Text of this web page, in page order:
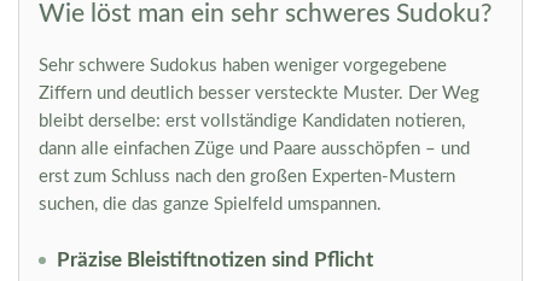
Wie löst man ein sehr schweres Sudoku?
Sehr schwere Sudokus haben weniger vorgegebene
Ziffern und deutlich besser versteckte Muster. Der Weg
bleibt derselbe: erst vollständige Kandidaten notieren,
dann alle einfachen Züge und Paare ausschöpfen – und
erst zum Schluss nach den großen Experten-Mustern
suchen, die das ganze Spielfeld umspannen.
Präzise Bleistiftnotizen sind Pflicht